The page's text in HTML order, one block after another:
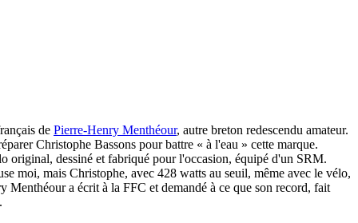
de Pierre-Henry Menthéour, autre breton redescendu amateur.
Christophe Bassons pour battre « à l'eau » cette marque.
original, dessiné et fabriqué pour l'occasion, équipé d'un SRM.
moi, mais Christophe, avec 428 watts au seuil, même avec le vélo,
a écrit à la FFC et demandé à ce que son record, fait